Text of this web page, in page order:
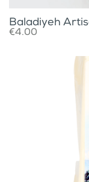
Baladiyeh
€4.00